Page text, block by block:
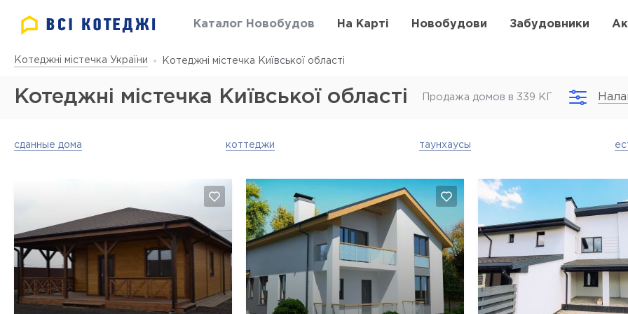
Каталог Новобудов На Карті Новобудови Забудовники
Котеджні містечка України Котеджні містечка Київської області
Котеджні містечка Київської області Продажа домов в 339 КГ
сданные дома коттеджи таунхаусы